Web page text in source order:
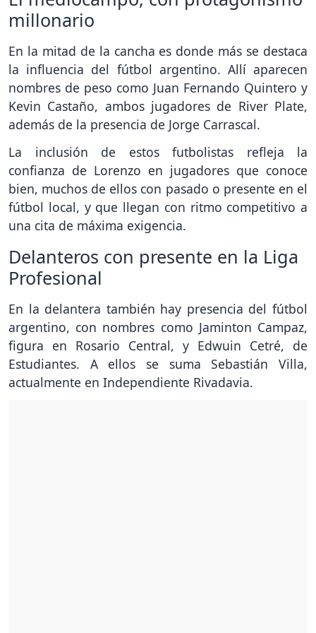
millonario
En la mitad de la cancha es donde más se destaca
la influencia del fútbol argentino. Allí aparecen
nombres de peso como Juan Fernando Quintero y
Kevin Castaño, ambos jugadores de River Plate,
además de la presencia de Jorge Carrascal.
La inclusión de estos futbolistas refleja la
confianza de Lorenzo en jugadores que conoce
bien, muchos de ellos con pasado o presente en el
fútbol local, y que llegan con ritmo competitivo a
una cita de máxima exigencia.
Delanteros con presente en la Liga
Profesional
En la delantera también hay presencia del fútbol
argentino, con nombres como Jaminton Campaz,
figura en Rosario Central, y Edwuin Cetré, de
Estudiantes. A ellos se suma Sebastián Villa,
actualmente en Independiente Rivadavia.